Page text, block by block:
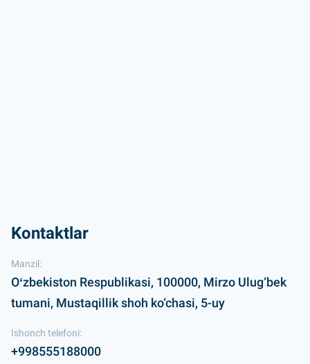
Kontaktlar
Manzil:
Oʻzbekiston Respublikasi, 100000, Mirzo Ulug‘bek
tumani, Mustaqillik shoh ko‘chasi, 5-uy
Ishonch telefoni:
+998555188000